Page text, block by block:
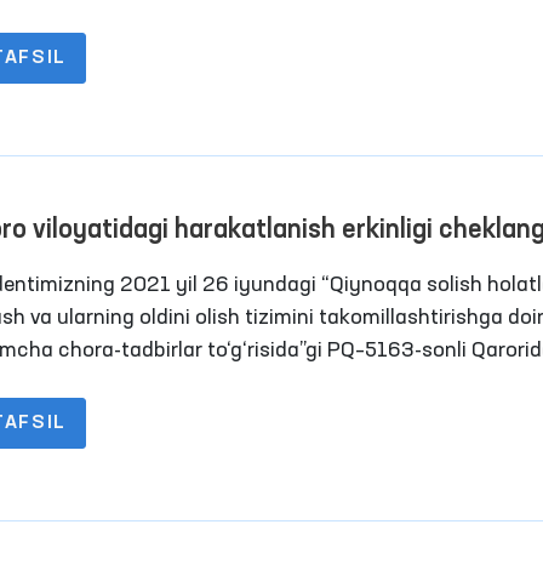
viloyatidagi harakatlanish erkinligi
saqlanadigan joylardagi sharoitlar qay
2021 yil 26 iyundagi “Qiynoqqa solish
va ularning oldini olish tizimini takomillashtirishga doir
chora-tadbirlar to‘g‘risida”gi PQ–5163-sonli
oldini olish maqsadida Jamoatchilik vakillari bilan
harakatlanish erkinligi cheklangan shaxslar
o‘tkazilmoqda
zo‘ravonlikka qarshi